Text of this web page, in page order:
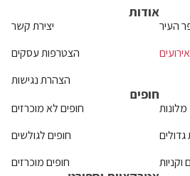
אודות
יצירת קשר
הצטרפות עסקים
הצהרת נגישות
העיר
חופים
חופים לא מוכרזים
חופים לגולשים
חופים מוכרזים
מלונות
גדולים
וקניות